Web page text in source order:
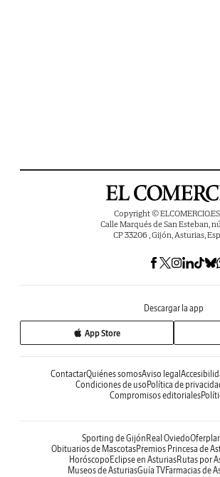
Copyright ©
Calle Marqués de San Esteban,
CP 33206 , Gijón, Asturias,
Descargar la app
App Store
ContactarQuiénes somosAviso legal
Condiciones de uso Política de
Compromisos editoriales
Sporting de Gijón Real Oviedo
Obituarios de MascotasPremios Princesa de
Horóscopo Eclipse en AsturiasRutas por
Museos de AsturiasGuía TVFarmacias de